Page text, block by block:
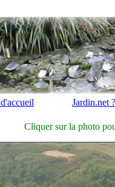
Jardin.net ?
Cliquer sur la photo